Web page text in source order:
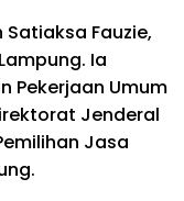
Fauzie,
Ia
Pekerjaan Umum
Jenderal
Jasa